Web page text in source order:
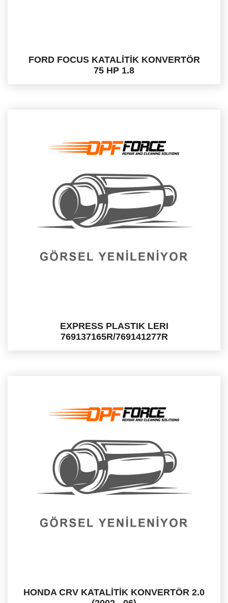
FORD FOCUS KATALİTİK KONVERTÖR
75 HP 1.8
EXPRESS PLASTIK LERI
769137165R/769141277R
HONDA CRV KATALİTİK KONVERTÖR 2.0